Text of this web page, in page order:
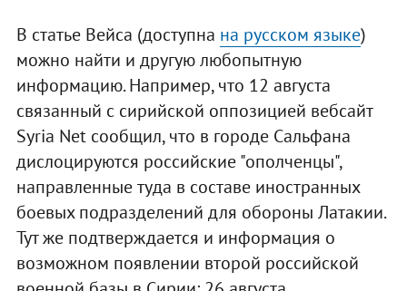
В статье Вейса (доступна на русском языке)
можно найти и другую любопытную
информацию. Например, что 12 августа
связанный с сирийской оппозицией вебсайт
Syria Net сообщил, что в городе Сальфана
дислоцируются российские "ополченцы",
направленные туда в составе иностранных
боевых подразделений для обороны Латакии.
Тут же подтверждается и информация о
возможном появлении второй российской